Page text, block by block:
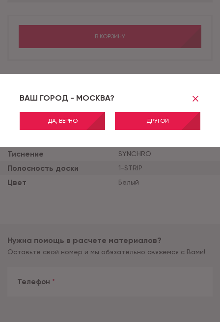
ВАШ ГОРОД - МОСКВА?
ДА, ВЕРНО ДРУГОЙ
Коллекция 12/33 CLASSIC COMFORT
Класс применения 33
Толщина продукта (мм)
Тиснение SYNCHRO
Полосность доски 1-STRIP
Цвет Белый
В КОРЗИНУ
Нужна помощь в расчете материалов?
Оставьте свой номер и мы обязательно свяжемся с Вами!
Телефон *